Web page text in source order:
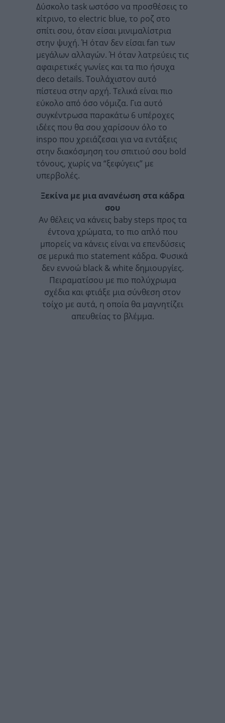
Δύσκολο task ωστόσο να προσθέσεις το
κίτρινο, το electric blue, το ροζ στο
σπίτι σου, όταν είσαι μινιμαλίστρια
στην ψυχή. Ή όταν δεν είσαι fan των
μεγάλων αλλαγών. Ή όταν λατρεύεις τις
αφαιρετικές γωνίες και τα πιο ήσυχα
deco details. Τουλάχιστον αυτό
πίστευα στην αρχή. Τελικά είναι πιο
εύκολο από όσο νόμιζα. Για αυτό
συγκέντρωσα παρακάτω 6 υπέροχες
ιδέες που θα σου χαρίσουν όλο το
inspo που χρειάζεσαι για να εντάξεις
στην διακόσμηση του σπιτιού σου bold
τόνους, χωρίς να “ξεφύγεις” με
υπερβολές.
Ξεκίνα με μια ανανέωση στα κάδρα
σου
Αν θέλεις να κάνεις baby steps προς τα
έντονα χρώματα, το πιο απλό που
μπορείς να κάνεις είναι να επενδύσεις
σε μερικά πιο statement κάδρα. Φυσικά
δεν εννοώ black & white δημιουργίες.
Πειραματίσου με πιο πολύχρωμα
σχέδια και φτιάξε μια σύνθεση στον
τοίχο με αυτά, η οποία θα μαγνητίζει
απευθείας το βλέμμα.